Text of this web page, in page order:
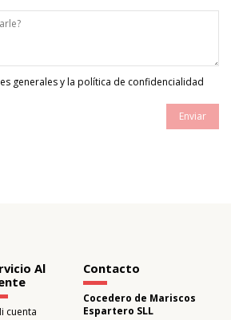
generales y la política de confidencialidad
Al
cuenta
Contacto
Cocedero de Mariscos
Espartero SLL